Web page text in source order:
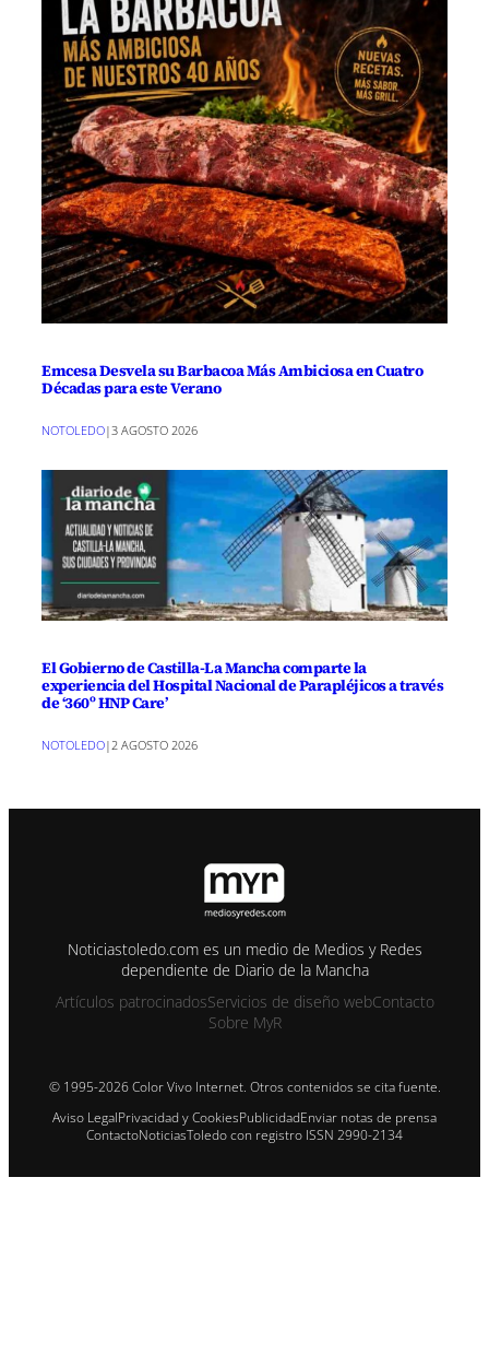
Emcesa Desvela su Barbacoa Más Ambiciosa en Cuatro
Décadas para este Verano
NOTOLEDO|3 AGOSTO 2026
El Gobierno de Castilla-La Mancha comparte la
experiencia del Hospital Nacional de Parapléjicos a través
de ‘360º HNP Care’
NOTOLEDO| 2 AGOSTO 2026
Noticiastoledo.com es un medio de Medios y Redes
dependiente de Diario de la Mancha
Artículos patrocinadosServicios de diseño webContacto
Sobre MyR
© 1995-2026 Color Vivo Internet. Otros contenidos se cita fuente.
Aviso LegalPrivacidad y CookiesPublicidadEnviar notas de prensa
ContactoNoticiasToledo con registro ISSN 2990-2134